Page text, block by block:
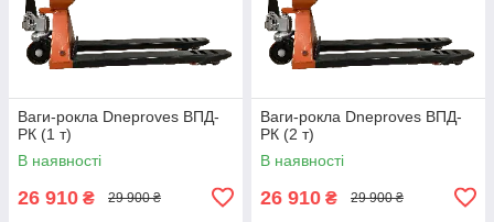
Ваги-рокла Dneproves ВПД-
РК (1 т)
В наявності
26 910 ₴ 29 900 ₴
Ваги-рокла Dneproves ВПД-
РК (2 т)
В наявності
26 910 ₴ 29 900 ₴